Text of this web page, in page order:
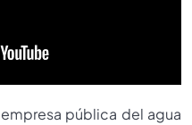
pública del agua